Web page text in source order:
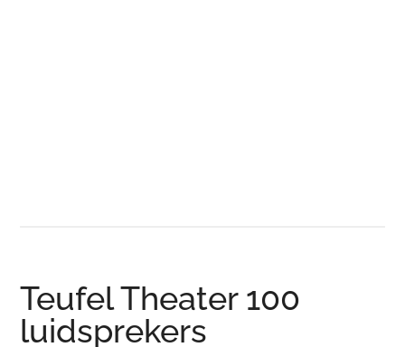
Teufel Theater 100
luidsprekers